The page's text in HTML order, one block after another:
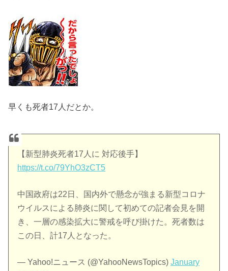
早くも死者17人だとか。
【新型肺炎死者17人に 対応後手】
https://t.co/79YhO3zCT5
中国政府は22日、国内外で懸念が強まる新型コロナ
ウイルスによる肺炎に関して初めての記者会見を開
き、一層の感染拡大に警戒を呼び掛けた。死者数は
この日、計17人となった。
— Yahoo!ニュース (@YahooNewsTopics)January